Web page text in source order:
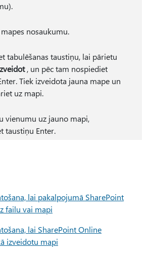
nosaukumu.
tabulēšanas taustiņu, lai pārietu
, un pēc tam nospiediet
Tiek izveidota jauna mape un
uz mapi.
vienumu uz jauno mapi,
taustiņu Enter.
lai pakalpojumā SharePoint
failu vai mapi
lai SharePoint Online
izveidotu mapi